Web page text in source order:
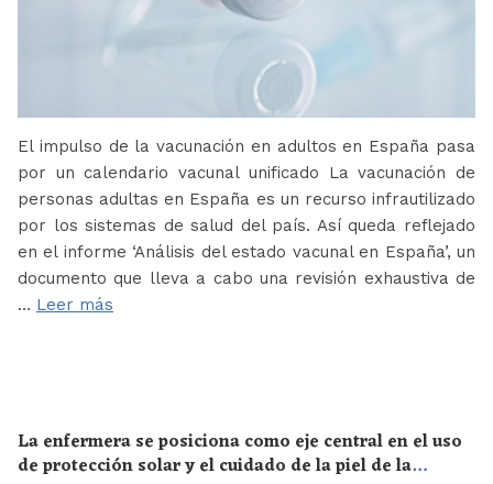
El impulso de la vacunación en adultos en España pasa
por un calendario vacunal unificado La vacunación de
personas adultas en España es un recurso infrautilizado
por los sistemas de salud del país. Así queda reflejado
en el informe ‘Análisis del estado vacunal en España’, un
documento que lleva a cabo una revisión exhaustiva de
… Leer más
La enfermera se posiciona como eje central en el uso
de protección solar y el cuidado de la piel de la